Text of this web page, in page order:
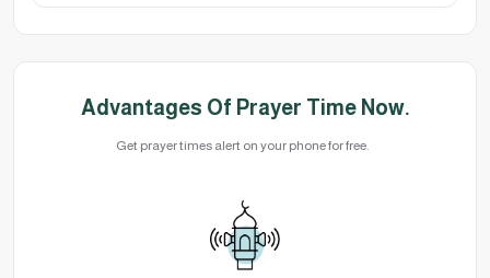
Advantages Of Prayer Time Now.
Get prayer times alert on your phone for free.